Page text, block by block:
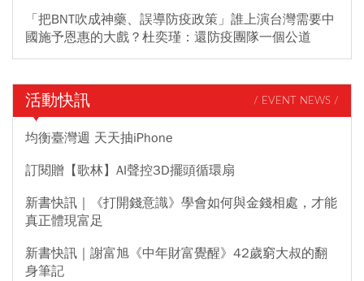
「把BNT吹成神藥、誤導防疫政策」誰上演台灣需要中
國施予恩惠的大戲？杜奕瑾：還防疫團隊一個公道
活動快訊 / EVENT NEWS /
均衡臺灣週 天天抽iPhone
訂閱贈【歌林】AI聲控3D擺頭循環扇
新書快訊｜《打開錢意識》學會如何與金錢相處，才能
真正體現富足
新書快訊｜謝富旭《中年財富覺醒》42歲窮大叔的翻
身筆記